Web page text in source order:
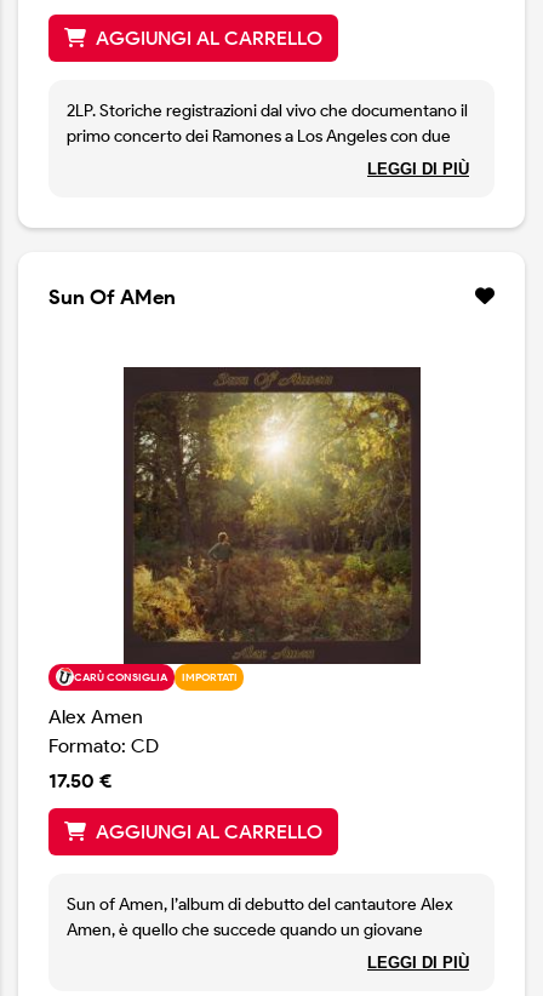
AGGIUNGI AL CARRELLO
2LP. Storiche registrazioni dal vivo che documentano il
primo concerto dei Ramones a Los Angeles con due
interi set esattamente come vennero suonati al club
LEGGI DI PIÙ
Sun Of AMen
CARÙ CONSIGLIA IMPORTATI
Alex Amen
Formato: CD
17.50 €
AGGIUNGI AL CARRELLO
Sun of Amen, l’album di debutto del cantautore Alex
Amen, è quello che succede quando un giovane
trascorre i suoi anni formativi adorando una pilaLEGGI DI PIÙ